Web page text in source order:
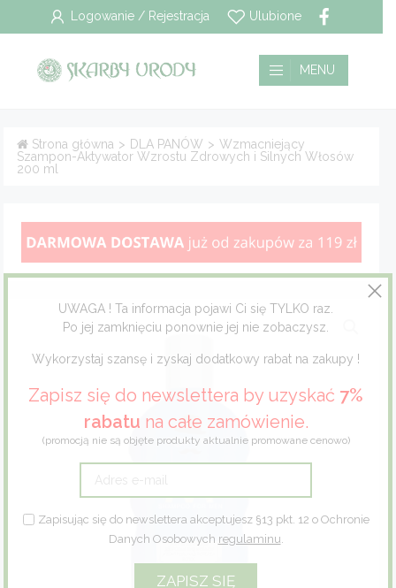
Logowanie / Rejestracja Ulubione
MENU
Strona główna > DLA PANÓW > Wzmacniejący
Szampon-Aktywator Wzrostu Zdrowych i Silnych Włosów
200 ml
UWAGA ! Ta informacja pojawi Ci się TYLKO raz.
Po jej zamknięciu ponownie jej nie zobaczysz.
Wykorzystaj szansę i zyskaj dodatkowy rabat na zakupy !
Zapisz się do newslettera by uzyskać 7%
rabatu na całe zamówienie.
(promocją nie są objęte produkty aktualnie promowane cenowo)
Zapisując się do newslettera akceptujesz §13 pkt. 12 o Ochronie
Danych Osobowych regulaminu
Wszystkie
Pielęgnacja twarzy
Pielęgnacja stóp
Dla mężczyzn
Eco fashion
Zestawy prezentowe
Płatność i dostawa
Regulamin